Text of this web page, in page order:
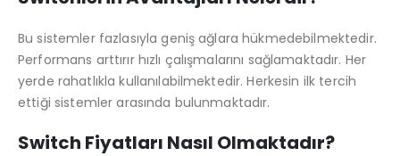
Bu sistemler fazlasıyla geniş ağlara hükmedebilmektedir.
Performans arttırır hızlı çalışmalarını sağlamaktadır. Her
yerde rahatlıkla kullanılabilmektedir. Herkesin ilk tercih
ettiği sistemler arasında bulunmaktadır.
Switch Fiyatları Nasıl Olmaktadır?